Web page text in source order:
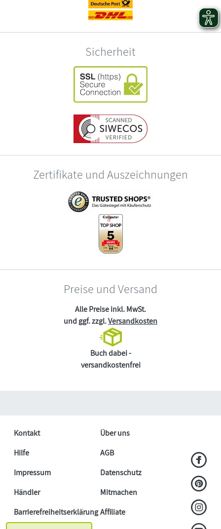
Sicherheit
Zertifikate und Auszeichnungen
Preise und Versand
Alle Preise inkl. MwSt.
und ggf. zzgl.Versandkosten
Buch dabei -
versandkostenfrei
Kontakt
Über uns
Hilfe
AGB
Impressum
Datenschutz
Händler
Mitmachen
BarrierefreiheitserklärungAffiliate